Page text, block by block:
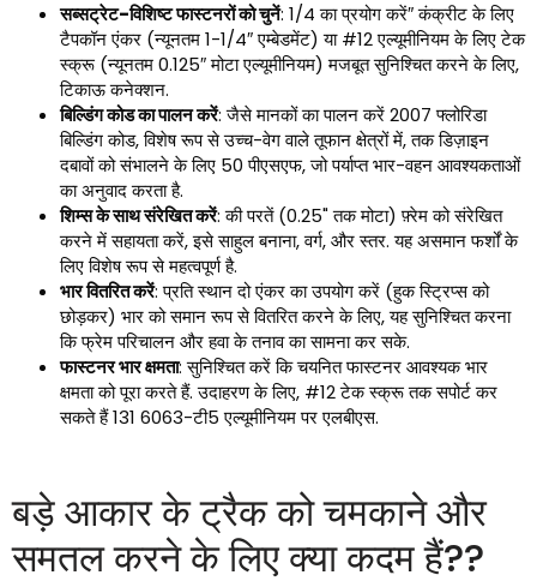
सब्सट्रेट-विशिष्ट फास्टनरों को चुनें: 1/4 का प्रयोग करें″ कंक्रीट के लिए
टैपकॉन एंकर (न्यूनतम 1-1/4″ एम्बेडमेंट) या #12 एल्यूमीनियम के लिए टेक
स्क्रू (न्यूनतम 0.125″ मोटा एल्यूमीनियम) मजबूत सुनिश्चित करने के लिए,
टिकाऊ कनेक्शन.
बिल्डिंग कोड का पालन करें: जैसे मानकों का पालन करें 2007 फ्लोरिडा
बिल्डिंग कोड, विशेष रूप से उच्च-वेग वाले तूफान क्षेत्रों में, तक डिज़ाइन
दबावों को संभालने के लिए 50 पीएसएफ, जो पर्याप्त भार-वहन आवश्यकताओं
का अनुवाद करता है.
शिम्स के साथ संरेखित करें: की परतें (0.25" तक मोटा) फ़्रेम को संरेखित
करने में सहायता करें, इसे साहुल बनाना, वर्ग, और स्तर. यह असमान फर्शों के
लिए विशेष रूप से महत्वपूर्ण है.
भार वितरित करें: प्रति स्थान दो एंकर का उपयोग करें (हुक स्ट्रिप्स को
छोड़कर) भार को समान रूप से वितरित करने के लिए, यह सुनिश्चित करना
कि फ्रेम परिचालन और हवा के तनाव का सामना कर सके.
फास्टनर भार क्षमता: सुनिश्चित करें कि चयनित फास्टनर आवश्यक भार
क्षमता को पूरा करते हैं. उदाहरण के लिए, #12 टेक स्क्रू तक सपोर्ट कर
सकते हैं 131 6063-टी5 एल्यूमीनियम पर एलबीएस.
बड़े आकार के ट्रैक को चमकाने और
समतल करने के लिए क्या कदम हैं??